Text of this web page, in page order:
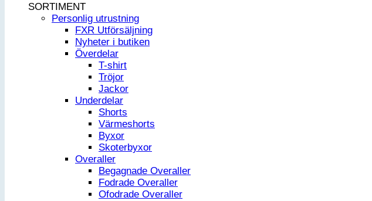
SORTIMENT
Personlig utrustning
FXR Utförsäljning
Nyheter i butiken
Överdelar
T-shirt
Tröjor
Jackor
Underdelar
Shorts
Värmeshorts
Byxor
Skoterbyxor
Overaller
Begagnade Overaller
Fodrade Overaller
Ofodrade Overaller